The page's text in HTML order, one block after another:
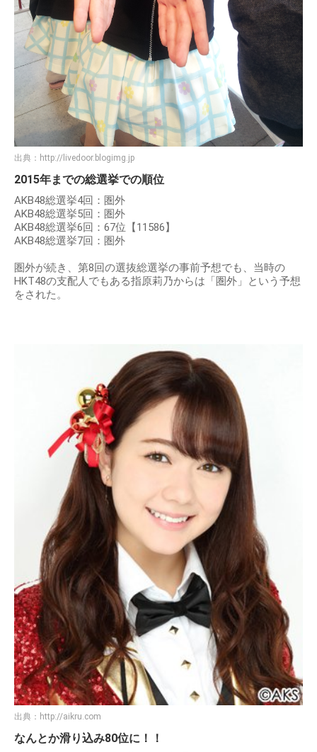
出典： http://livedoor.blogimg.jp
2015年までの総選挙での順位
AKB48総選挙4回：圏外
AKB48総選挙5回：圏外
AKB48総選挙6回：67位【11586】
AKB48総選挙7回：圏外
圏外が続き、第8回の選抜総選挙の事前予想でも、当時の
HKT48の支配人でもある指原莉乃からは「圏外」という予想
をされた。
出典： http://aikru.com
なんとか滑り込み80位に！！